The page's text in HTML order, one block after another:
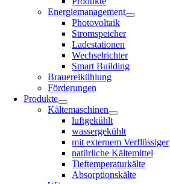
Energiemanagement
Photovoltaik
Stromspeicher
Ladestationen
Wechselrichter
Smart Building
Brauereikühlung
Förderungen
Produkte
Kältemaschinen
luftgekühlt
wassergekühlt
mit externem Verflüssiger
natürliche Kältemittel
Tieftemperaturkälte
Absorptionskälte